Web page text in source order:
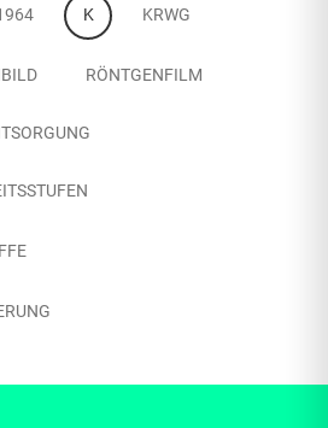
K KRWG
RÖNTGENFILM